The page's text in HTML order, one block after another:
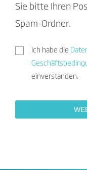
Sie bitte Ihren
Spam-Ordner.
Ich habe die
einverstanden.